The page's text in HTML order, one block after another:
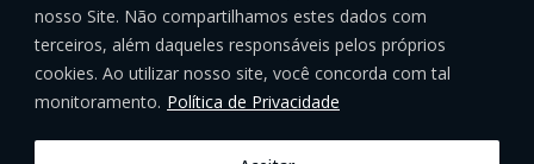
nosso Site. Não compartilhamos estes dados com
terceiros, além daqueles responsáveis pelos próprios
cookies. Ao utilizar nosso site, você concorda com tal
monitoramento. Política de Privacidade
INSCREVER-SE